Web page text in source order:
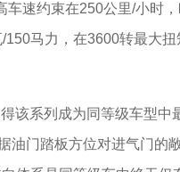
车速约束在250公里/小时
马力，在3600转最大
系列成为同等级车型中
油门踏板方位对进气门